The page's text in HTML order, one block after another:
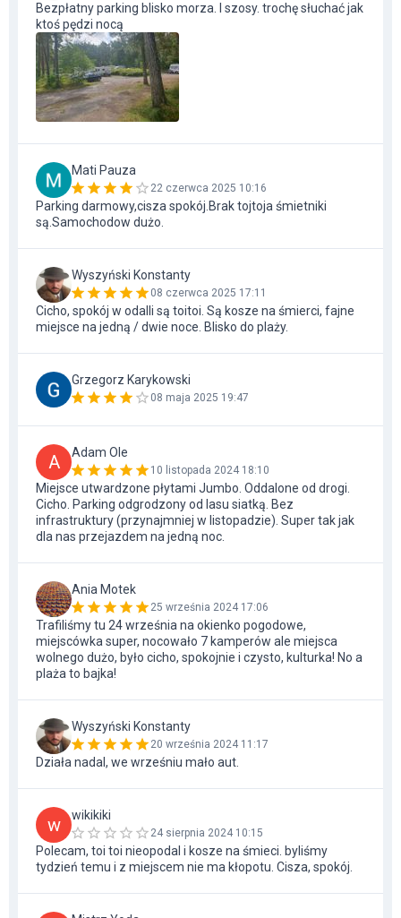
Bezpłatny parking blisko morza. I szosy. trochę słuchać jak
ktoś pędzi nocą
Mati Pauza
22 czerwca 2025 10:16
Parking darmowy,cisza spokój.Brak tojtoja śmietniki
są.Samochodow dużo.
Wyszyński Konstanty
08 czerwca 2025 17:11
Cicho, spokój w odalli są toitoi. Są kosze na śmierci, fajne
miejsce na jedną / dwie noce. Blisko do plaży.
Grzegorz Karykowski
08 maja 2025 19:47
A Adam Ole
10 listopada 2024 18:10
Miejsce utwardzone płytami Jumbo. Oddalone od drogi.
Cicho. Parking odgrodzony od lasu siatką. Bez
infrastruktury (przynajmniej w listopadzie). Super tak jak
dla nas przejazdem na jedną noc.
Ania Motek
25 września 2024 17:06
Trafiliśmy tu 24 września na okienko pogodowe,
miejscówka super, nocowało 7 kamperów ale miejsca
wolnego dużo, było cicho, spokojnie i czysto, kulturka! No a
plaża to bajka!
Wyszyński Konstanty
20 września 2024 11:17
Działa nadal, we wrześniu mało aut.
w wikikiki
24 sierpnia 2024 10:15
Polecam, toi toi nieopodal i kosze na śmieci. byliśmy
tydzień temu i z miejscem nie ma kłopotu. Cisza, spokój.